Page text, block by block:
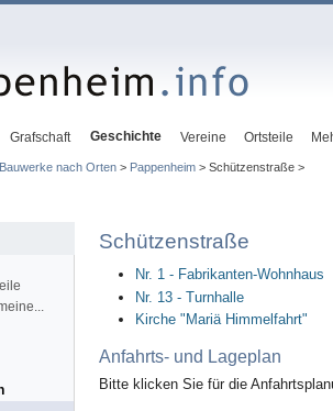
Grafschaft Geschichte Vereine Ortsteile
Bauwerke nach Orten> Pappenheim> Schützenstraße >
Schützenstraße
Nr. 1 - Fabrikanten-Wohnhaus
Nr. 13 - Turnhalle
Kirche "Mariä Himmelfahrt"
Anfahrts- und Lageplan
Bitte klicken Sie für die